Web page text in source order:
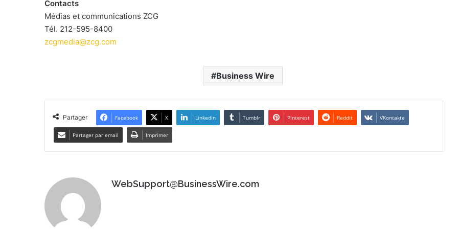
Contacts
Médias et communications ZCG
Tél. 212-595-8400
zcgmedia@zcg.com
Business Wire
Partager Facebook X Linkedin Tumblr Pinterest Reddit VKontakte
Partager par email Imprimer
WebSupport@BusinessWire.com